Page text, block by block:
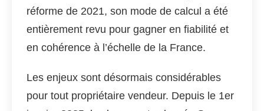
réforme de 2021, son mode de calcul a été
entièrement revu pour gagner en fiabilité et
en cohérence à l’échelle de la France.
Les enjeux sont désormais considérables
pour tout propriétaire vendeur. Depuis le 1er